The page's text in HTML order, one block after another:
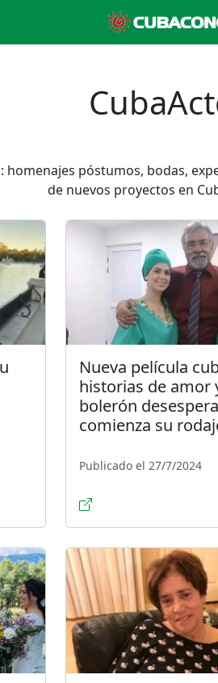
homenajes póstumos, bodas,
de nuevos proyectos en
Nueva película
historias de amor
bolerón
comienza su
Publicado el 27/7/2024